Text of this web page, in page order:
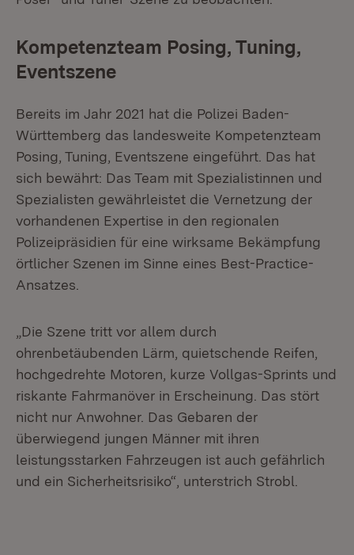
Kompetenzteam Posing, Tuning,
Eventszene
Bereits im Jahr 2021 hat die Polizei Baden-
Württemberg das landesweite Kompetenzteam
Posing, Tuning, Eventszene eingeführt. Das hat
sich bewährt: Das Team mit Spezialistinnen und
Spezialisten gewährleistet die Vernetzung der
vorhandenen Expertise in den regionalen
Polizeipräsidien für eine wirksame Bekämpfung
örtlicher Szenen im Sinne eines Best-Practice-
Ansatzes.
„Die Szene tritt vor allem durch
ohrenbetäubenden Lärm, quietschende Reifen,
hochgedrehte Motoren, kurze Vollgas-Sprints und
riskante Fahrmanöver in Erscheinung. Das stört
nicht nur Anwohner. Das Gebaren der
überwiegend jungen Männer mit ihren
leistungsstarken Fahrzeugen ist auch gefährlich
und ein Sicherheitsrisiko“, unterstrich Strobl.